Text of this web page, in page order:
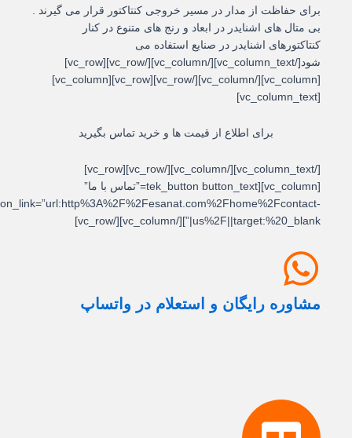
برای حفاظت از مدار در مسیر خروجی کنتاکتور قرار می گیرند .
بی متال های اشنایدر در ابعاد و رنج های متنوع در کنار
کنتاکتورهای اشنایدر در صنایع استفاده می
شود[/vc_column_text][/vc_column][/vc_row][vc_row]
[vc_column][/vc_column][/vc_row][vc_row][vc_column]
برای اطلاع از قیمت ها و خرید تماس بگیرید
[/vc_column_text][/vc_column][/vc_row][vc_row]
[vc_column][tek_button button_text=”تماس با ما”
button_link=”url:http%3A%2F%2Fesanat.com%2Fhome%2Fcontact-
us%2F||target:%20_blank|”][/vc_column][/vc_row]
مشاوره رایگان و استعلام در واتساپ